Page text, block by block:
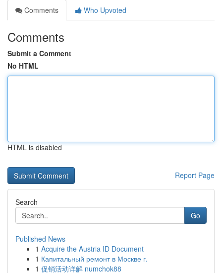
Comments
Who Upvoted
Comments
Submit a Comment
No HTML
HTML is disabled
Report Page
Search
Go
Published News
1 Acquire the Austria ID Document
1 Капитальный ремонт в Москве г.
1 促销活动详解 numchok88